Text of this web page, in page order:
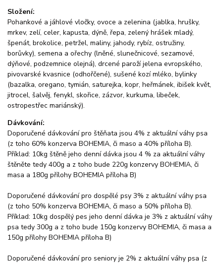
Složení:
Pohankové a jáhlové vločky, ovoce a zelenina (jablka, hrušky,
mrkev, zelí, celer, kapusta, dýně, řepa, zelený hrášek mladý,
špenát, brokolice, petržel, maliny, jahody, rybíz, ostružiny,
borůvky), semena a ořechy (lněné, slunečnicové, sezamové,
dýňové, podzemnice olejná), drcené paroží jelena evropského,
pivovarské kvasnice (odhořčené), sušené kozí mléko, bylinky
(bazalka, oregano, tymián, saturejka, kopr, heřmánek, ibišek květ,
jitrocel, šalvěj, fenykl, skořice, zázvor, kurkuma, libeček,
ostropestřec mariánský).
Dávkování:
Doporučené dávkování pro štěňata jsou 4% z aktuální váhy psa
(z toho 60% konzerva BOHEMIA, či maso a 40% příloha B).
Příklad: 10kg štěně jeho denní dávka jsou 4 % za aktuální váhy
štěněte tedy 400g a z toho bude 220g konzervy BOHEMIA, či
masa a 180g přílohy BOHEMIA příloha B)
Doporučené dávkování pro dospělé psy 3% z aktuální váhy psa
(z toho 50% konzerva BOHEMIA, či maso a 50% příloha B).
Příklad: 10kg dospělý pes jeho denní dávka je 3% z aktuální váhy
psa tedy 300g a z toho bude 150g konzervy BOHEMIA, či masa a
150g přílohy BOHEMIA příloha B)
Doporučené dávkování pro seniory je 2% z aktuální váhy psa (z